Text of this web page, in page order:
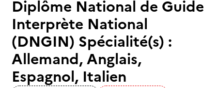
Diplôme National de Guide
Interprète National
(DNGIN) Spécialité(s) :
Allemand, Anglais,
Espagnol, Italien